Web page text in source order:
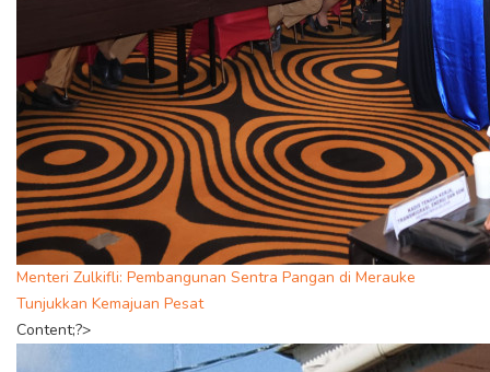
Menteri Zulkifli: Pembangunan Sentra Pangan di Merauke
Tunjukkan Kemajuan Pesat
Content;?>